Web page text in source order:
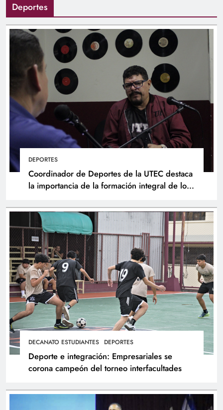
Deportes
DEPORTES
Coordinador de Deportes de la UTEC destaca
la importancia de la formación integral de los
DECANATO ESTUDIANTES DEPORTES
Deporte e integración: Empresariales se
corona campeón del torneo interfacultades